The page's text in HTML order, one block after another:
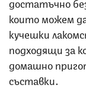
които можем
кучешки
подходящи за
домашно
съставки.